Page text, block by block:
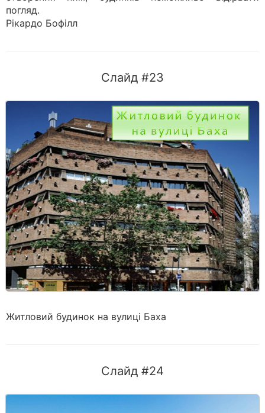
погляд.
Рікардо Бофілл
Слайд #23
Житловий будинок на вулиці Баха
Слайд #24